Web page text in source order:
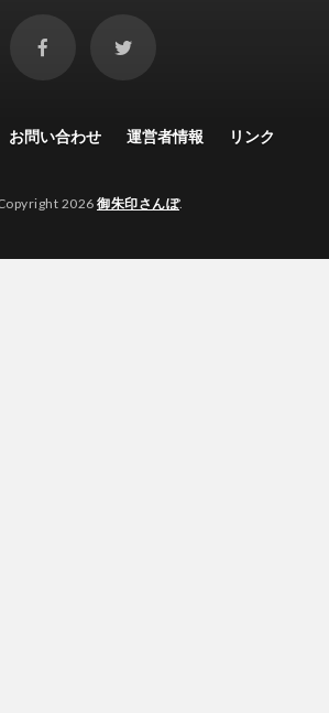
お問い合わせ 運営者情報 リンク
2026 御朱印さんぽ.